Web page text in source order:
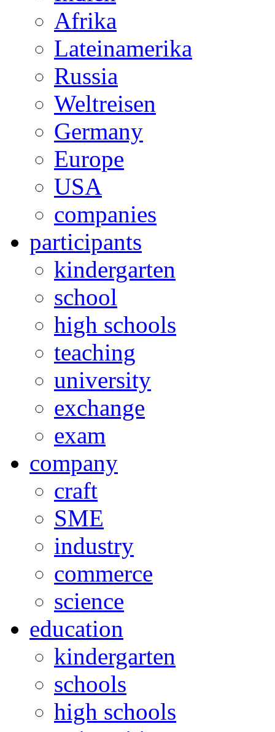
Afrika
Lateinamerika
Russia
Weltreisen
Germany
Europe
USA
companies
participants
kindergarten
school
high schools
teaching
university
exchange
exam
company
craft
SME
industry
commerce
science
education
kindergarten
schools
high schools